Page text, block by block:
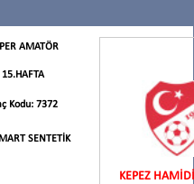
AMATÖR
15.HAFTA
Kodu: 7372
SENTETİK
KEPEZ